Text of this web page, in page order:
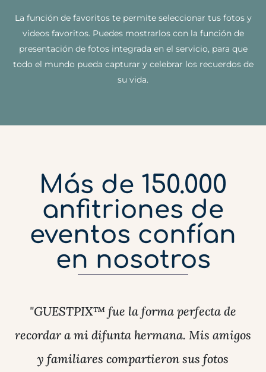
La función de favoritos te permite seleccionar tus fotos y
videos favoritos. Puedes mostrarlos con la función de
presentación de fotos integrada en el servicio, para que
todo el mundo pueda capturar y celebrar los recuerdos de
su vida.
Más de 150.000
anfitriones de
eventos confían
en nosotros
"GUESTPIX™ fue la forma perfecta de
recordar a mi difunta hermana. Mis amigos
y familiares compartieron sus fotos